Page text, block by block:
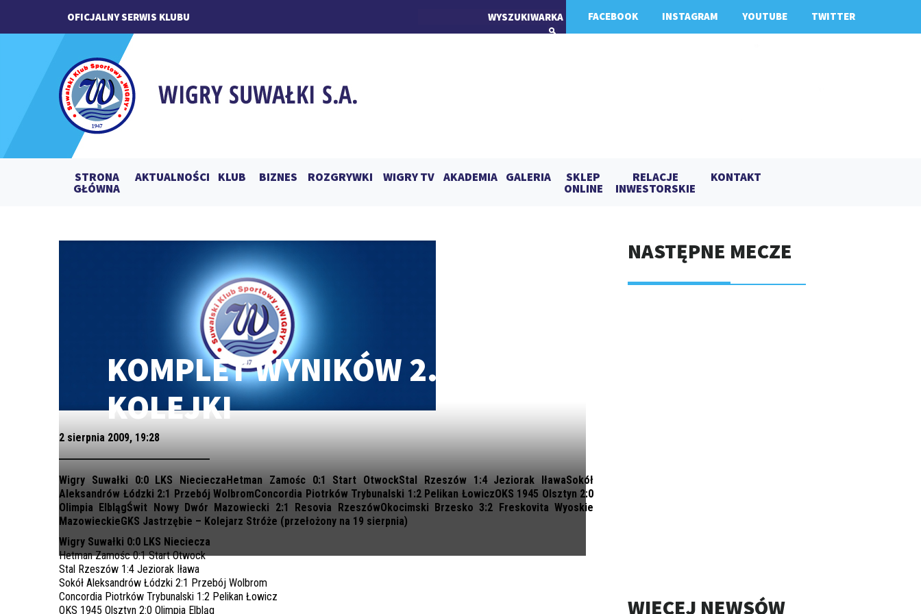
OFICJALNY SERWIS KLUBU FACEBOOK INSTAGRAM YOUTUBE TWITTER
STRONA
GŁÓWNA
AKTUALNOŚCI KLUB BIZNES ROZGRYWKI WIGRY TV AKADEMIA GALERIA SKLEP
ONLINE
RELACJE
INWESTORSKIE
KONTAKT
KOMPLET WYNIKÓW 2.
KOLEJKI
2 sierpnia 2009, 19:28
Wigry Suwałki 0:0 LKS NiecieczaHetman Zamośc 0:1 Start OtwockStal Rzeszów 1:4 Jeziorak IławaSokół
Aleksandrów Łódzki 2:1 Przebój WolbromConcordia Piotrków Trybunalski 1:2 Pelikan ŁowiczOKS 1945 Olsztyn 2:0
Olimpia ElblągŚwit Nowy Dwór Mazowiecki 2:1 Resovia RzeszówOkocimski Brzesko 3:2 Freskovita Wyoskie
MazowieckieGKS Jastrzębie – Kolejarz Stróże (przełożony na 19 sierpnia)
Wigry Suwałki 0:0 LKS Nieciecza
Hetman Zamośc 0:1 Start Otwock
Stal Rzeszów 1:4 Jeziorak Iława
Sokół Aleksandrów Łódzki 2:1 Przebój Wolbrom
Concordia Piotrków Trybunalski 1:2 Pelikan Łowicz
OKS 1945 Olsztyn 2:0 Olimpia Elbląg
NASTĘPNE MECZE
WIĘCEJ NEWSÓW